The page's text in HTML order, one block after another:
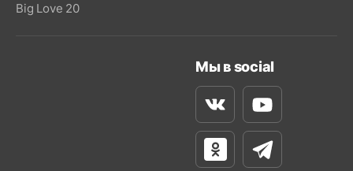
Big Love 20
Мы в social
ВконтактеYoutube
Одноклассники
Телеграм